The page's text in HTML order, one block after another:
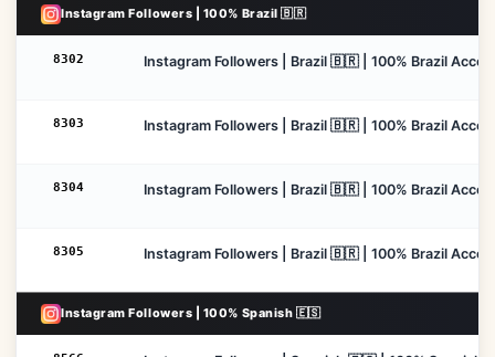
Instagram Followers | 100% Brazil 🇧🇷
8302 Instagram Followers | Brazil 🇧🇷 | 100% Brazil
8303 Instagram Followers | Brazil 🇧🇷 | 100% Brazil
8304 Instagram Followers | Brazil 🇧🇷 | 100% Brazil
8305 Instagram Followers | Brazil 🇧🇷 | 100% Brazil
Instagram Followers | 100% Spanish 🇪🇸